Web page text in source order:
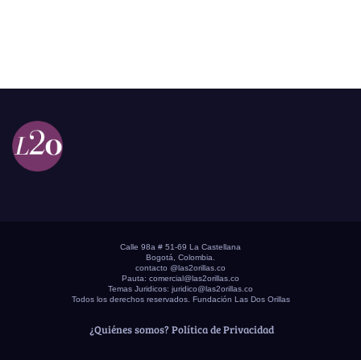
Calle 98a # 51-69 La Castellana
Bogotá, Colombia.
contacto @las2orillas.co
Pauta: comercial@las2orillas.co
Temas Juridicos: juridico@las2orillas.co
Todos los derechos reservados. Fundación Las Dos Orillas
¿Quiénes somos? Política de Privacidad